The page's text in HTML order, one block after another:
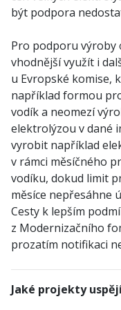
být podpora
Pro podporu výroby
vhodnější využít i
u Evropské komise,
například formou
vodík a neomezí
elektrolýzou v dané
vyrobit například
v rámci měsíčného
vodíku, dokud limit
měsíce nepřesáhne
Cesty k lepším
z Modernizačního
prozatím notifikaci
Jaké projekty